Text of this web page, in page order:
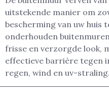
uitstekende manier om
bescherming van uw huis
onderhouden
frisse en verzorgde look,
effectieve barrière tegen
regen, wind en uv-